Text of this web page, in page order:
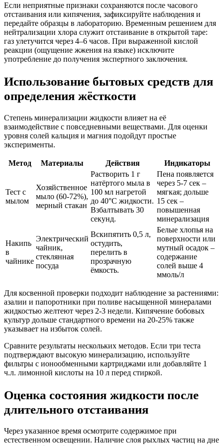
Если неприятные признаки сохраняются после часового
отстаивания или кипячения, зафиксируйте наблюдения и
передайте образцы в лабораторию. Временным решением для
нейтрализации хлора служит отстаивание в открытой таре:
газ улетучится через 4–6 часов. При выраженной кислой
реакции (ощущение жжения на языке) исключите
употребление до получения экспертного заключения.
Использование бытовых средств для
определения жёсткости
Степень минерализации жидкости влияет на её
взаимодействие с повседневными веществами. Для оценки
уровня солей кальция и магния подойдут простые
эксперименты.
Метод Материалы Действия Индикаторы
Тест с
мылом
Хозяйственное
мыло (60-72%),
мерный стакан
Растворить 1 г
натёртого мыла в
100 мл нагретой
до 40°C жидкости.
Взбалтывать 30
секунд.
Пена появляется
через 5-7 сек –
мягкая; дольше
15 сек –
повышенная
минерализация
Накипь
в
чайнике
Электрический
чайник,
стеклянная
посуда
Вскипятить 0,5 л,
остудить,
перелить в
прозрачную
ёмкость.
Белые хлопья на
поверхности или
мутный осадок –
содержание
солей выше 4
ммоль/л
Для косвенной проверки подходит наблюдение за растениями:
азалии и папоротники при поливе насыщенной минералами
жидкостью желтеют через 2-3 недели. Кипячение бобовых
культур дольше стандартного времени на 20-25% также
указывает на избыток солей.
Сравните результаты нескольких методов. Если три теста
подтверждают высокую минерализацию, используйте
фильтры с ионообменными картриджами или добавляйте 1
ч.л. лимонной кислоты на 10 л перед стиркой.
Оценка состояния жидкости после
длительного отстаивания
Через указанное время осмотрите содержимое при
естественном освещении. Наличие слоя рыхлых частиц на дне